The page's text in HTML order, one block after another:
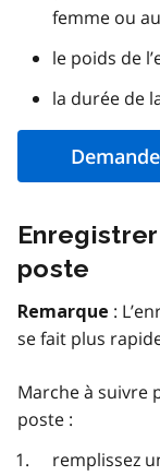
femme ou
le poids de
la durée de
poste
Remarque :
se fait plus
Marche à suivre
poste :
remplissez